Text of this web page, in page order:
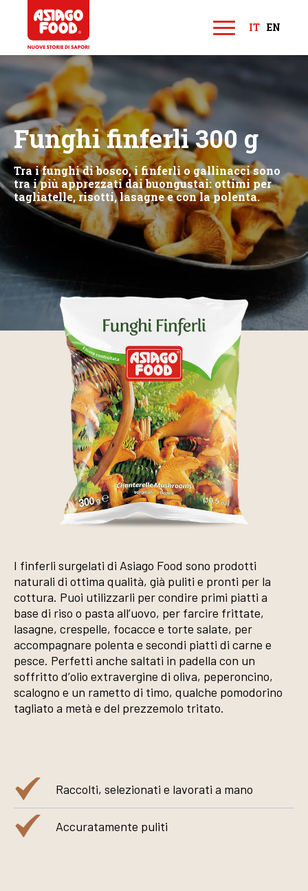
M
n
IT EN
Funghi finferli 300 g
Tra i funghi di bosco, i finferli o gallinacci sono
tra i più apprezzati dai buongustai: ottimi per
tagliatelle, risotti, lasagne e con la polenta.
I finferli surgelati di Asiago Food sono prodotti
naturali di ottima qualità, già puliti e pronti per la
cottura. Puoi utilizzarli per condire primi piatti a
base di riso o pasta all’uovo, per farcire frittate,
lasagne, crespelle, focacce e torte salate, per
accompagnare polenta e secondi piatti di carne e
pesce. Perfetti anche saltati in padella con un
soffritto d’olio extravergine di oliva, peperoncino,
scalogno e un rametto di timo, qualche pomodorino
tagliato a metà e del prezzemolo tritato.
Raccolti, selezionati e lavorati a mano
Accuratamente puliti